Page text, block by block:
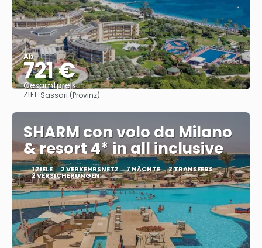
Ab
721 €
Gesamtpreis
ZIEL:Sassari (Provinz)
SHARM con volo da Milano
& resort 4* in all inclusive
1 ZIELE 2 VERKEHRSNETZ 7 NÄCHTE 2 TRANSFERS
2 VERSICHERUNGEN